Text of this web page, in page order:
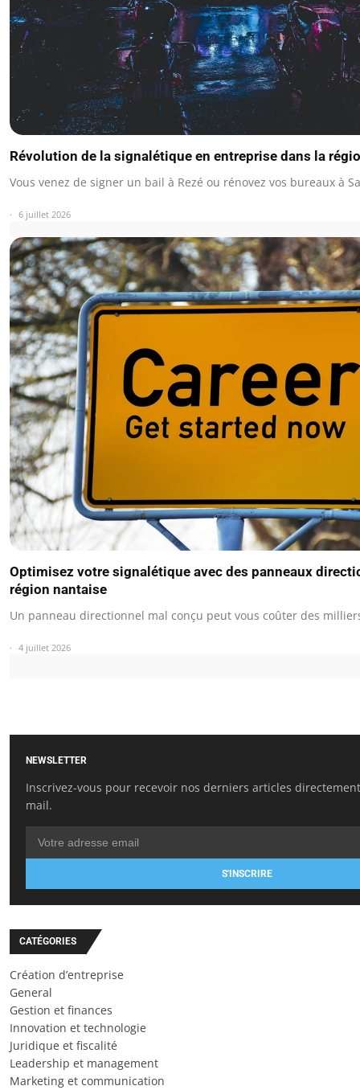
Révolution de la signalétique en entreprise dans la
Vous venez de signer un bail à Rezé ou rénovez vos bureaux à
6 juillet 2026
Optimisez votre signalétique avec des panneaux
région nantaise
Un panneau directionnel mal conçu peut vous coûter des
4 juillet 2026
NEWSLETTER
Inscrivez-vous pour recevoir nos derniers articles
mail.
S'INSCRIRE
CATÉGORIES
Création d’entreprise
General
Gestion et finances
Innovation et technologie
Juridique et fiscalité
Leadership et management
Marketing et communication